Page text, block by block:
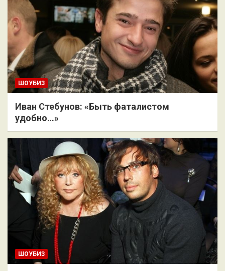
ШОУБИЗ
Иван Стебунов: «Быть фаталистом
удобно…»
ШОУБИЗ